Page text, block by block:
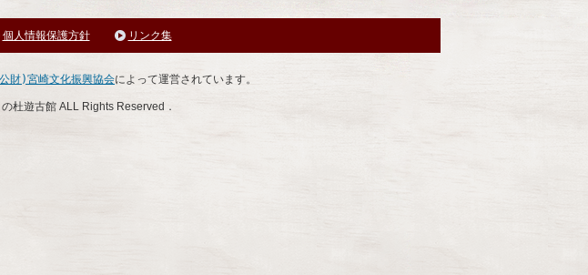
個人情報保護方針 リンク集
財)宮崎文化振興協会によって運営されています。
杜遊古館 ALL Rights Reserved．